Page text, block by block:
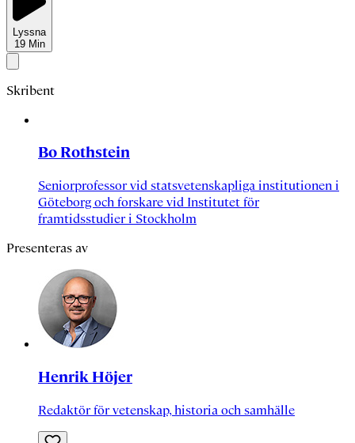
Lyssna
19 Min
Skribent
Bo Rothstein
Seniorprofessor vid statsvetenskapliga institutionen i
Göteborg och forskare vid Institutet för
framtidsstudier i Stockholm
Presenteras av
Henrik Höjer
Redaktör för vetenskap, historia och samhälle